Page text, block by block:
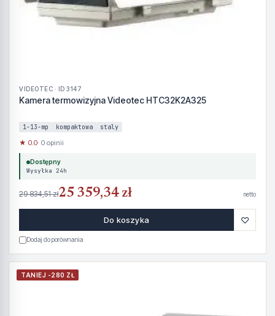
VIDEOTEC · ID 3147
Kamera termowizyjna Videotec HTC32K2A325
1-13-mp kompaktowa staly
★ 0.0· 0 opinii
Dostępny
Wysyłka 24h
29 834,51 zł25 359,34 zł netto
Do koszyka ♡
Dodaj do porównania
TANIEJ -280 ZŁ